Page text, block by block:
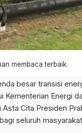
membaca terbaik.
besar transisi
Energi
Cita Presiden
seluruh